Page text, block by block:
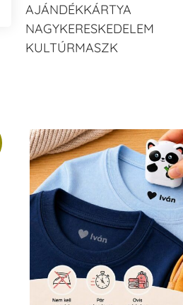
AJÁNDÉKKÁRTYA
NAGYKERESKEDELEM
KULTÚRMASZK